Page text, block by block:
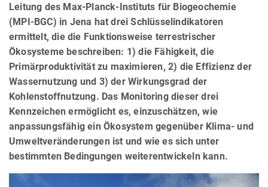
Leitung des Max-Planck-Instituts für Biogeochemie
(MPI-BGC) in Jena hat drei Schlüsselindikatoren
ermittelt, die die Funktionsweise terrestrischer
Ökosysteme beschreiben: 1) die Fähigkeit, die
Primärproduktivität zu maximieren, 2) die Effizienz der
Wassernutzung und 3) der Wirkungsgrad der
Kohlenstoffnutzung. Das Monitoring dieser drei
Kennzeichen ermöglicht es, einzuschätzen, wie
anpassungsfähig ein Ökosystem gegenüber Klima- und
Umweltveränderungen ist und wie es sich unter
bestimmten Bedingungen weiterentwickeln kann.